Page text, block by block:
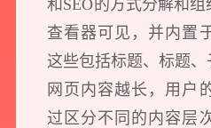
和SEO的方式分解和
查看器可见，并内置
这些包括标题、标题、
网页内容越长，用户
过区分不同的内容层